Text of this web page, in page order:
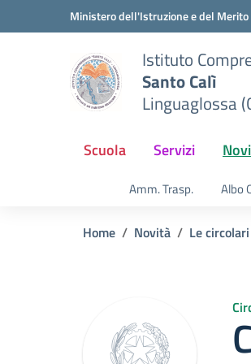
Vai ai contenuti
Vai al menu di navigazioneMinistero dell'Istruzione e del Merito
Istituto
Santo Calì
Linguaglossa
Scuola Servizi
Amm. Trasp. Albo
Home Novità Le circolari